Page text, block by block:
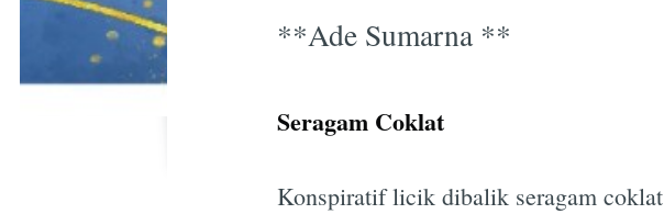
**Ade Sumarna **
Seragam Coklat
Konspiratif licik dibalik seragam coklat